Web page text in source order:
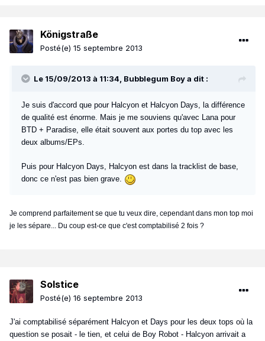
Königstraße
Posté(e) 15 septembre 2013
Le 15/09/2013 à 11:34, Bubblegum Boy a dit :
Je suis d'accord que pour Halcyon et Halcyon Days, la différence
de qualité est énorme. Mais je me souviens qu'avec Lana pour
BTD + Paradise, elle était souvent aux portes du top avec les
deux albums/EPs.
Puis pour Halcyon Days, Halcyon est dans la tracklist de base,
donc ce n'est pas bien grave.
Je comprend parfaitement se que tu veux dire, cependant dans mon top moi
je les sépare... Du coup est-ce que c'est comptabilisé 2 fois ?
Solstice
Posté(e) 16 septembre 2013
J'ai comptabilisé séparément Halcyon et Days pour les deux tops où la
question se posait - le tien, et celui de Boy Robot - Halcyon arrivait a